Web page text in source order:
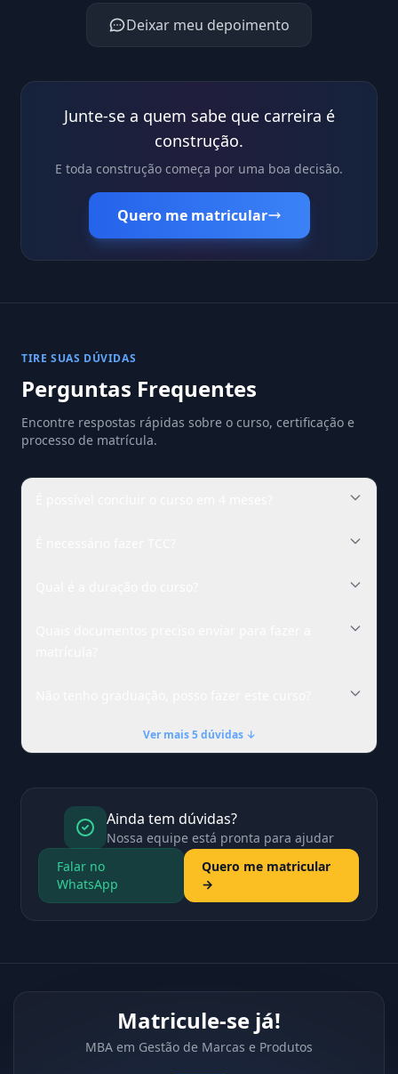
Deixar meu depoimento
Junte-se a quem sabe que carreira é
construção.
E toda construção começa por uma boa decisão.
Quero me matricular
TIRE SUAS DÚVIDAS
Perguntas Frequentes
Encontre respostas rápidas sobre o curso, certificação e
processo de matrícula.
Ver mais 5 dúvidas ↓
Ainda tem dúvidas?
Nossa equipe está pronta para ajudar
Falar no
WhatsApp
Quero me matricular
→
Matricule-se já!
MBA em Gestão de Marcas e Produtos